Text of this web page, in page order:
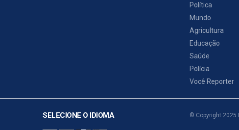
Política
Mundo
Agricultura
Educação
Saúde
Polícia
Você Reporter
SELECIONE O IDIOMA © Copyright 2025